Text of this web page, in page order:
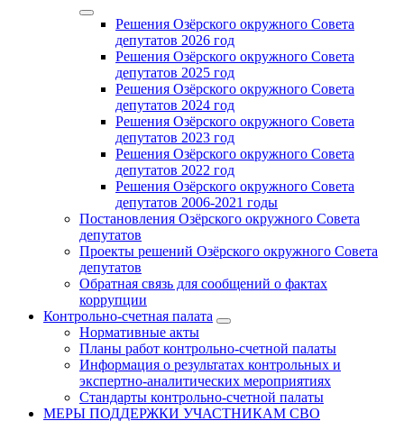
Решения Озёрского окружного Совета
депутатов 2026 год
Решения Озёрского окружного Совета
депутатов 2025 год
Решения Озёрского окружного Совета
депутатов 2024 год
Решения Озёрского окружного Совета
депутатов 2023 год
Решения Озёрского окружного Совета
депутатов 2022 год
Решения Озёрского окружного Совета
депутатов 2006-2021 годы
Постановления Озёрского окружного Совета
депутатов
Проекты решений Озёрского окружного Совета
депутатов
Обратная связь для сообщений о фактах
коррупции
Контрольно-счетная палата
Нормативные акты
Планы работ контрольно-счетной палаты
Информация о результатах контрольных и
экспертно-аналитических мероприятиях
Стандарты контрольно-счетной палаты
МЕРЫ ПОДДЕРЖКИ УЧАСТНИКАМ СВО